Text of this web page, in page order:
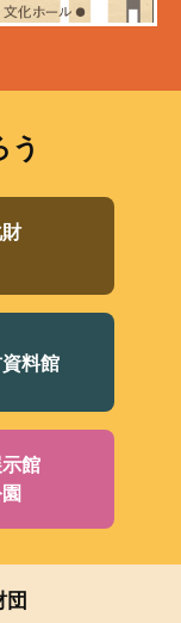
料館
館
団